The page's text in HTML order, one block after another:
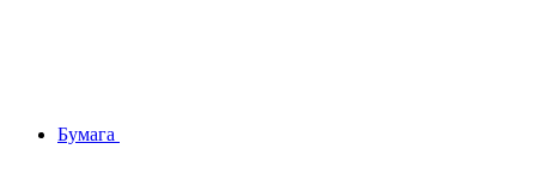
Бумага